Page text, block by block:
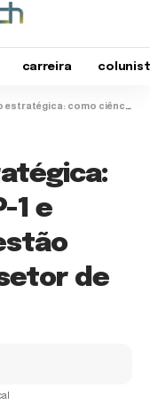
carreira
GLP-1 e novas diretrizes estão redesenhando o setor de alimentos
1 e
de